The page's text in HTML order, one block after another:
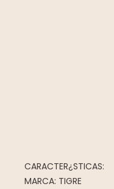
CARACTER¿STICAS:
MARCA: TIGRE